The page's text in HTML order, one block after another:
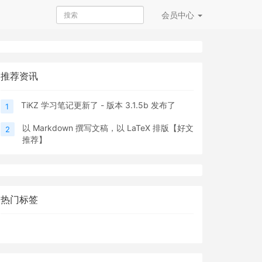
会员中心
推荐资讯
1 TiKZ 学习笔记更新了 - 版本 3.1.5b 发布了
2
以 Markdown 撰写文稿，以 LaTeX 排版【好文
推荐】
热门标签